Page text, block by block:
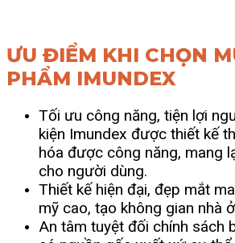
ƯU ĐIỂM KHI CHỌN
PHẨM IMUNDEX
Tối ưu công năng, tiện lợi
kiện Imundex được thiết kế
hóa được công năng, mang
cho người dùng.
Thiết kế hiện đại, đẹp mắt
mỹ cao, tạo không gian nhà
An tâm tuyệt đối chính sách